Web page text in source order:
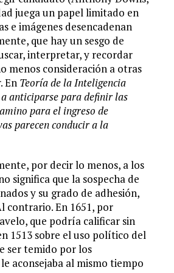
juega un papel limitado en
e imágenes desencadenan
que hay un sesgo de
interpretar, y recordar
menos consideración a otras
En Teoría de la Inteligencia
anticiparse para definir las
para el ingreso de
parecen conducir a la
por decir lo menos, a los
significa que la sospecha de
y su grado de adhesión,
contrario. En 1651, por
que podría calificar sin
1513 sobre el uso político del
ser temido por los
aconsejaba al mismo tiempo